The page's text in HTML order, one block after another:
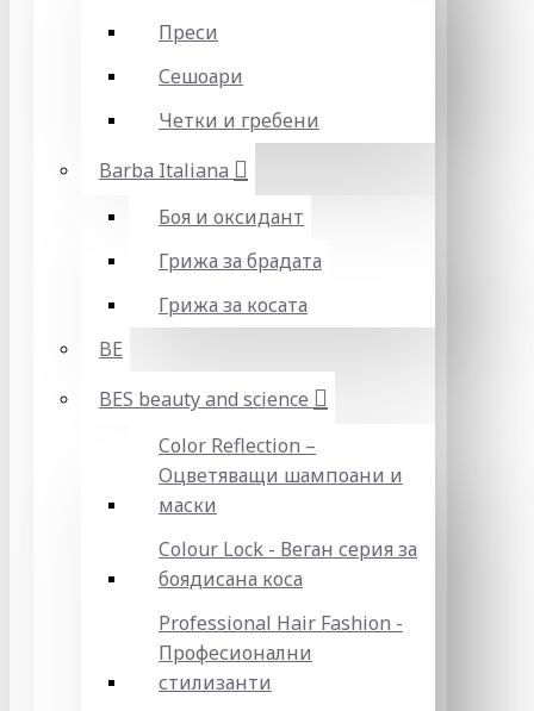
Преси
Сешоари
Четки и гребени
Barba Italiana
Боя и оксидант
Грижа за брадата
Грижа за косата
BE
BES beauty and science
Color Reflection –
Оцветяващи шампоани и
маски
Colour Lock - Веган серия за
боядисана коса
Professional Hair Fashion -
Професионални
стилизанти